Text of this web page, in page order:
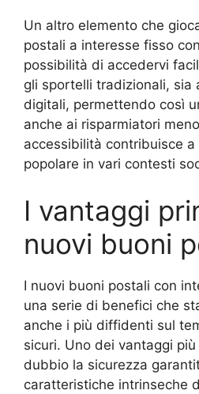
Un altro elemento che
postali a interesse fisso
possibilità di accedervi
gli sportelli tradizionali, sia
digitali, permettendo così
anche ai risparmiatori
accessibilità contribuisce
popolare in vari contesti
I vantaggi
nuovi buoni
I nuovi buoni postali con
una serie di benefici che
anche i più diffidenti sul
sicuri. Uno dei vantaggi
dubbio la sicurezza
caratteristiche intrinseche